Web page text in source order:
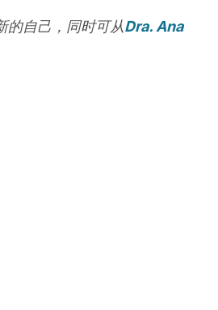
的自己，同时可从Dra. Ana